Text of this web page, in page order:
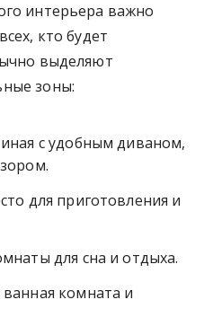
интерьера важно
кто будет
выделяют
зоны:
с удобным диваном,
для приготовления и
для сна и отдыха.
ванная комната и